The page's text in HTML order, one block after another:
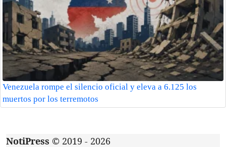
Venezuela rompe el silencio oficial y eleva a 6.125 los
muertos por los terremotos
NotiPress © 2019 - 2026